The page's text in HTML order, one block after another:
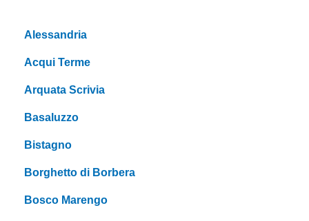
Alessandria
Acqui Terme
Arquata Scrivia
Basaluzzo
Bistagno
Borghetto di Borbera
Bosco Marengo